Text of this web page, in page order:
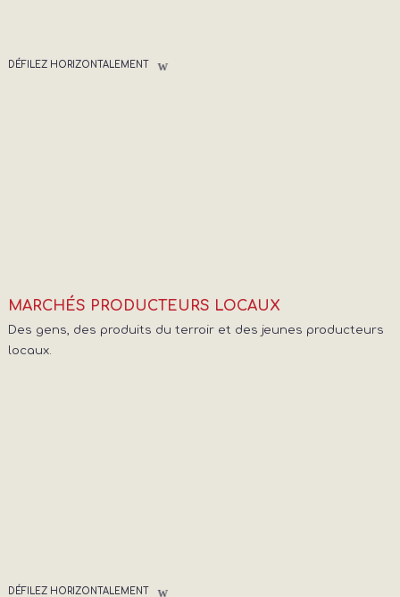
DÉFILEZ HORIZONTALEMENT
MARCHÉS PRODUCTEURS LOCAUX
Des gens, des produits du terroir et des jeunes producteurs
locaux.
DÉFILEZ HORIZONTALEMENT